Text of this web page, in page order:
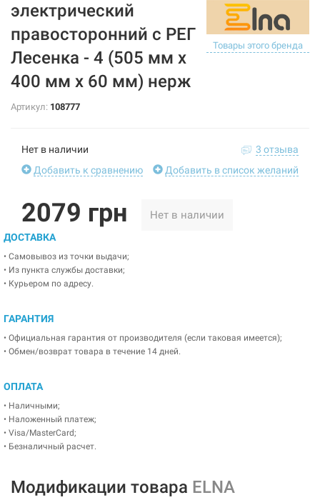
электрический
правосторонний с РЕГ
Лесенка - 4 (505 мм х
400 мм х 60 мм) нерж
Товары этого бренда
Артикул: 108777
Нет в наличии
3 отзыва
Добавить к сравнению
Добавить в список желаний
2079 грн Нет в наличии
ДОСТАВКА
• Самовывоз из точки выдачи;
• Из пункта службы доставки;
• Курьером по адресу.
ГАРАНТИЯ
• Официальная гарантия от производителя (если таковая имеется);
• Обмен/возврат товара в течение 14 дней.
ОПЛАТА
• Наличными;
• Наложенный платеж;
• Visa/MasterCard;
• Безналичный расчет.
Модификации товара ELNA